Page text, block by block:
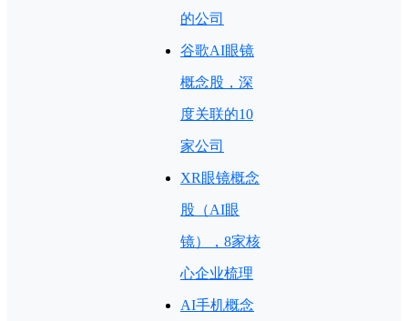
的公司
谷歌AI眼镜
概念股，深
度关联的10
家公司
XR眼镜概念
股（AI眼
镜），8家核
心企业梳理
AI手机概念